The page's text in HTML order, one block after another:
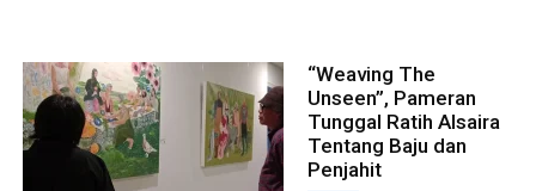
“Weaving The
Unseen”, Pameran
Tunggal Ratih Alsaira
Tentang Baju dan
Penjahit